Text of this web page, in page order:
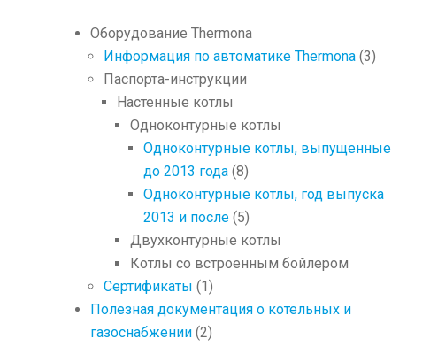
Оборудование Thermona
Информация по автоматике Thermona (3)
Паспорта-инструкции
Настенные котлы
Одноконтурные котлы
Одноконтурные котлы, выпущенные
до 2013 года (8)
Одноконтурные котлы, год выпуска
2013 и после (5)
Двухконтурные котлы
Котлы со встроенным бойлером
Сертификаты (1)
Полезная документация о котельных и
газоснабжении (2)